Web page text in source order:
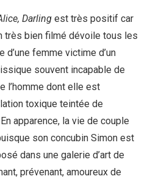
Darling est très positif car
très bien filmé dévoile tous les
d’une femme victime d’un
souvent incapable de
l’homme dont elle est
toxique teintée de
apparence, la vie de couple
son concubin Simon est
dans une galerie d’art de
prévenant, amoureux de